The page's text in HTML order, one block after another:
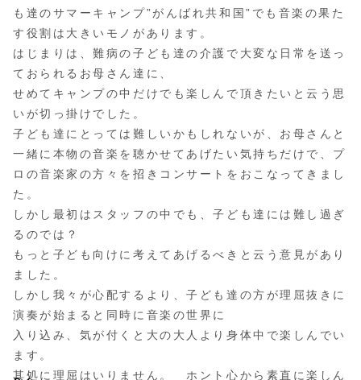
も達のサマーキャンプ”がんばれ共和国”でも音楽の果た
す役割は大きいモノがあります。
はじまりは、難病の子ども達の介護で大変な日常を送っ
ておられるお母さん達に、
せめてキャンプの中だけでも楽しんで頂きたいと云う思
いが切っ掛けでした。
子ども達にとっては難しいかもしれないが、お母さんと
一緒に本物の音楽を聴かせてあげたい気持ちだけで、プ
ロの音楽家の方々を招きコンサートをおこなってきまし
た。
しかし最初はスタッフの中でも、子ども達には難し過ぎ
るのでは？
もっと子ども向けに考えてあげるべきと云う意見があり
ました。
しかし我々が心配するより、子ども達の方が理屈抜きに
演奏が始まると同時に音楽の世界に
入り込み、気が付くと大の大人より身体中で楽しんでい
ます。
其処に理屈はいりません。 ホント心から素直に楽しん